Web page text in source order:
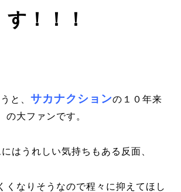
す！！！
と、 サカナクションの１０年来
の大ファンです。
はうれしい気持ちもある反面、
くなりそうなので程々に抑えてほし